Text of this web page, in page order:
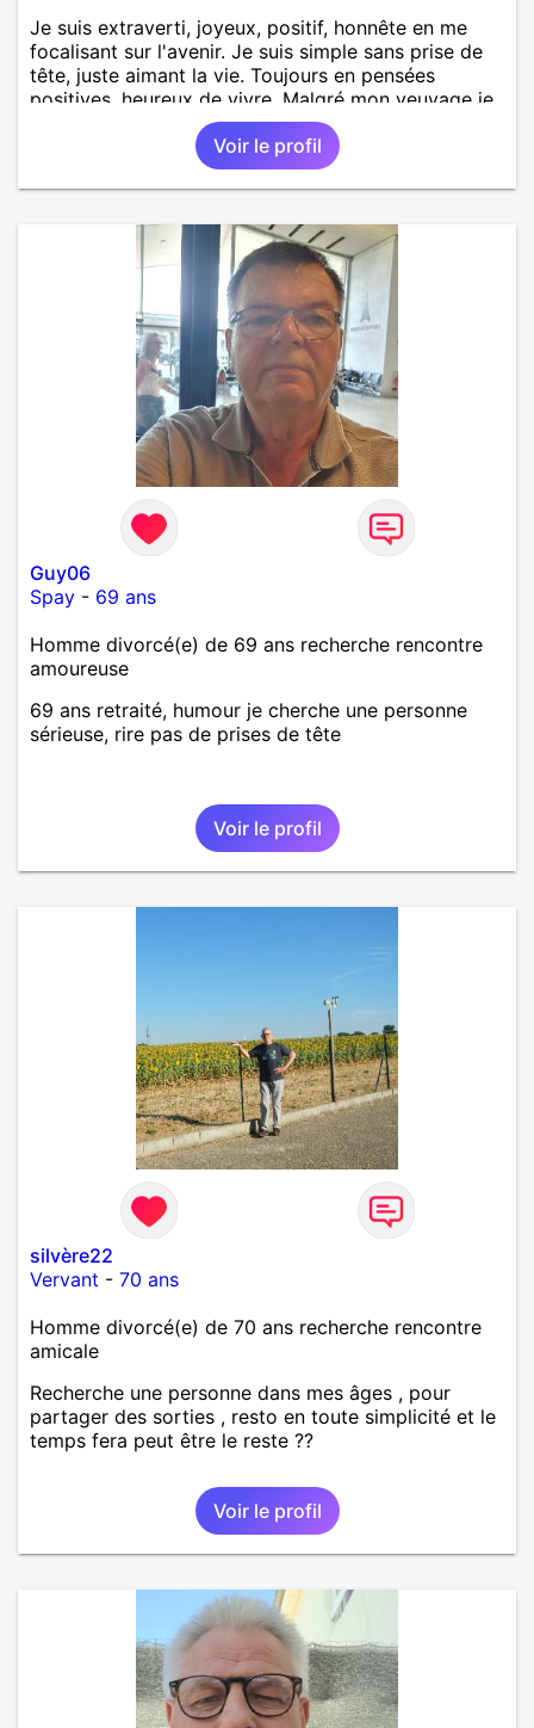
Je suis extraverti, joyeux, positif, honnête en me
focalisant sur l'avenir. Je suis simple sans prise de
tête, juste aimant la vie. Toujours en pensées
positives, heureux de vivre. Malgré mon veuvage je
me tourne vers l'avenir pour une deuxième vie
intense, remplie de joie, de tendresse et pourquoi
pas par la suite d'amour. Déjà dans un premier
temps, se connaître, puis s'apprécier et ensuite
d'étude, je ne me prends pas la tête sur ce niveau.
Mon meilleurs diplôme étant le CEP certificat
d'étude primaire. Avec ce diplôme on sait que je
sais lire, écrire et compter. En raison de mes
principes je ne corresponds pas avec les
demoiselles approchant les moins de 60 ans
Voir le profil
Guy06
Spay - 69 ans
Homme divorcé(e) de 69 ans recherche rencontre
amoureuse
69 ans retraité, humour je cherche une personne
sérieuse, rire pas de prises de tête
Voir le profil
silvère22
Vervant - 70 ans
Homme divorcé(e) de 70 ans recherche rencontre
amicale
Recherche une personne dans mes âges , pour
partager des sorties , resto en toute simplicité et le
temps fera peut être le reste ??
Voir le profil